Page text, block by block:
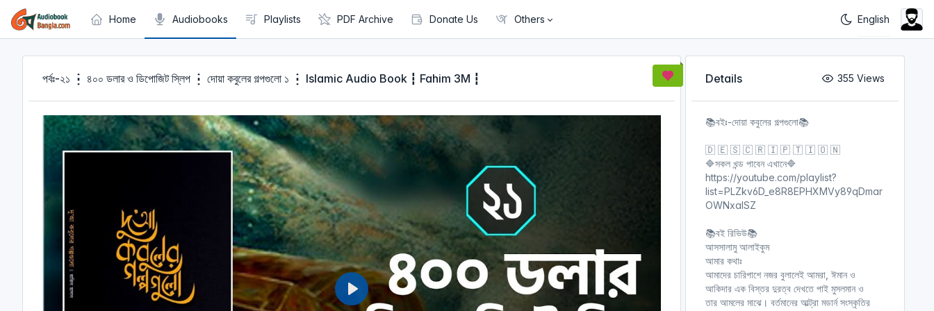
Cookies management panel
Home
Audiobooks Playlists PDF Archive Donate Us Others
পর্বঃ-২১ ┇ ৪০০ ডলার ও ডিপোজিট স্লিপ ┇ দোয়া কবুলের গল্পগুলো ১ ┇ Islamic Audio Book ┇ Fahim 3M ┇
P
Details 355 Views
📚বইঃ-দোয়া কবুলের গল্পগুলো📚
🇩 🇪 🇸 🇨 🇷 🇮 🇵 🇹 🇮 🇴 🇳
🔷সকল খন্ড পাবেন এখানে🔷
https://youtube.com/playlist?
list=PLZkv6D_e8R8EPHXMVy89qDmar
OWNxalSZ
📚বই রিভিউ📚
আসসালামু আলাইকুম
আমার কথাঃ
আমাদের চারিপাশে নজর বুলালেই আমরা, ঈমান ও
আকিদার এক বিস্তর দুরত্ব দেখতে পাই মুসলমান ও
তার আমলের মাঝে। বর্তমানের আল্ট্রা মডার্ন সংস্কৃতির